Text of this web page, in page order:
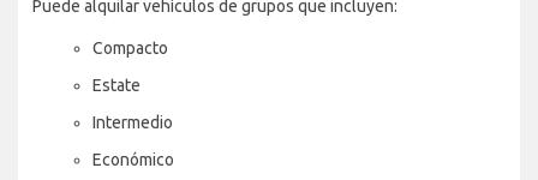
Puede alquilar vehículos de grupos que incluyen:
Compacto
Estate
Intermedio
Económico